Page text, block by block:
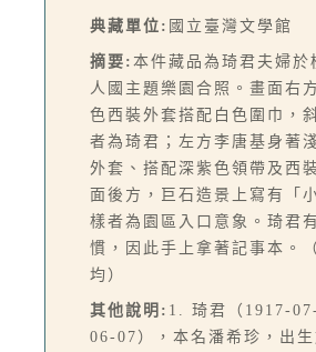
典藏單位: 國立臺灣文學館
摘要: 本件藏品為琦君夫婦於
人國主題樂園合照。畫面右
色西裝外套搭配白色圍巾，
者為琦君；左方李唐基身著
外套、搭配深紫色領帶及西
面後方，巨石造景上寫有「
樣者為園區入口意象。琦君
慣，因此手上拿著記事本。
均）
其他說明: 1. 琦君（1917-
06-07），本名潘希珍，出